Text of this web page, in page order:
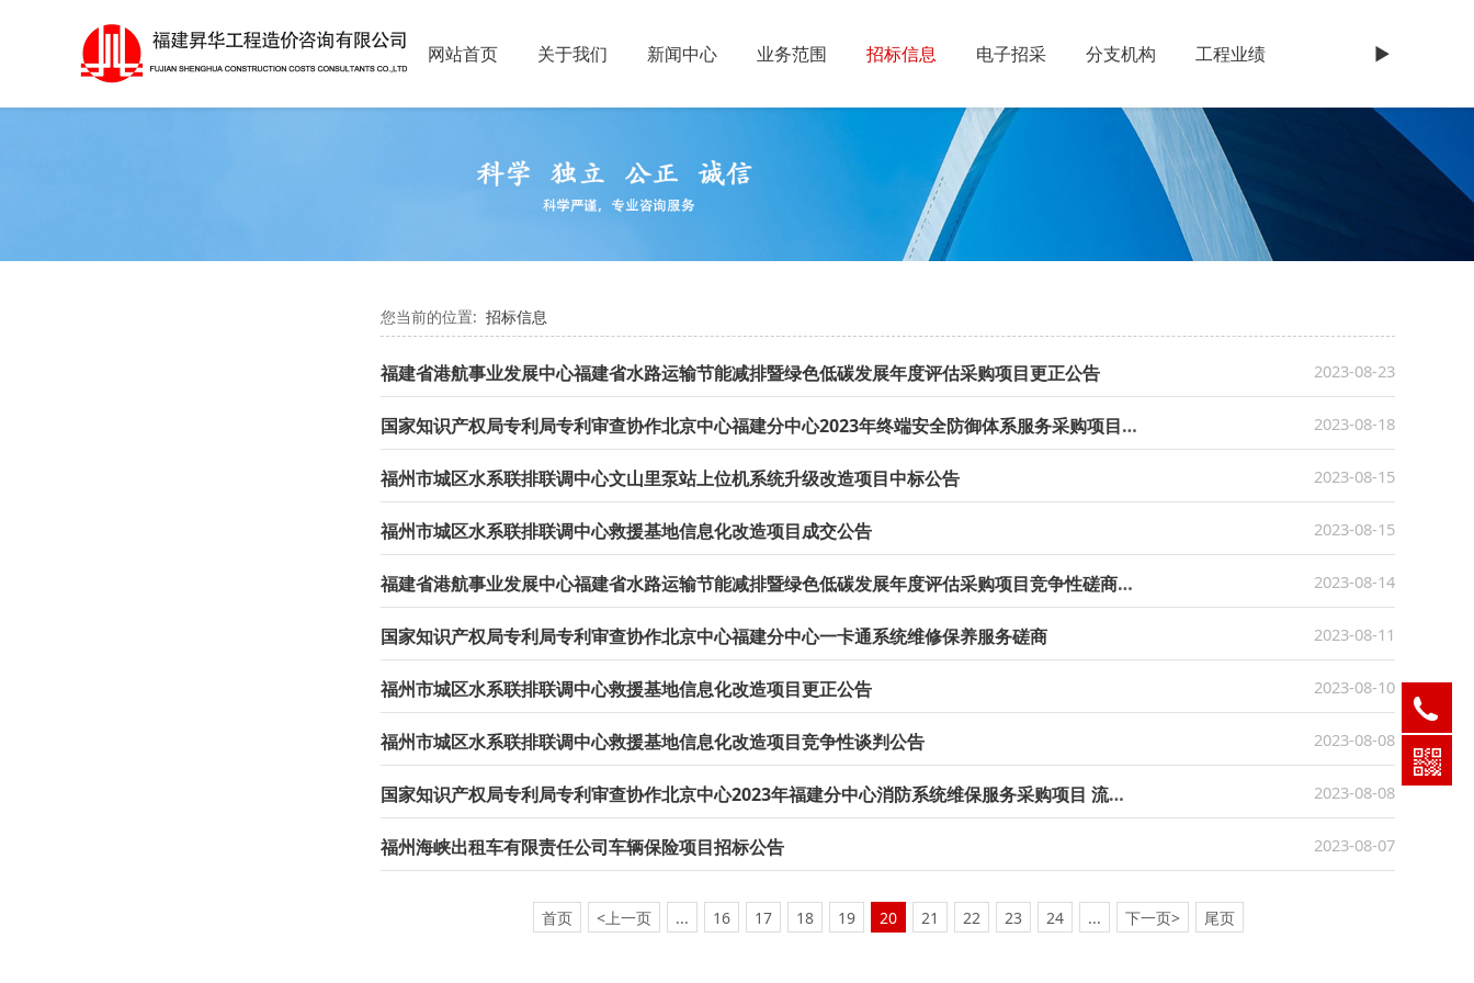
网站首页 关于我们 新闻中心 业务范围 招标信息 电子招采 分支机构 工程业绩 ►
您当前的位置: 招标信息
福建省港航事业发展中心福建省水路运输节能减排暨绿色低碳发展年度评估采购项目更正公告 2023-08-23
国家知识产权局专利局专利审查协作北京中心福建分中心2023年终端安全防御体系服务采购项目单一来源采购公示 2023-08-18
福州市城区水系联排联调中心文山里泵站上位机系统升级改造项目中标公告 2023-08-15
福州市城区水系联排联调中心救援基地信息化改造项目成交公告 2023-08-15
福建省港航事业发展中心福建省水路运输节能减排暨绿色低碳发展年度评估采购项目竞争性磋商公告 2023-08-14
国家知识产权局专利局专利审查协作北京中心福建分中心一卡通系统维修保养服务磋商 2023-08-11
福州市城区水系联排联调中心救援基地信息化改造项目更正公告 2023-08-10
福州市城区水系联排联调中心救援基地信息化改造项目竞争性谈判公告 2023-08-08
国家知识产权局专利局专利审查协作北京中心2023年福建分中心消防系统维保服务采购项目 流标公告 2023-08-08
福州海峡出租车有限责任公司车辆保险项目招标公告 2023-08-07
首页 <上一页 ... 16 17 18 19 20 21 22 23 24 ... 下一页> 尾页